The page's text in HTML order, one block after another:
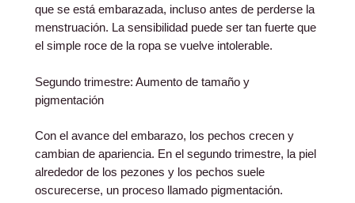
que se está embarazada, incluso antes de perderse la
menstruación. La sensibilidad puede ser tan fuerte que
el simple roce de la ropa se vuelve intolerable.
Segundo trimestre: Aumento de tamaño y
pigmentación
Con el avance del embarazo, los pechos crecen y
cambian de apariencia. En el segundo trimestre, la piel
alrededor de los pezones y los pechos suele
oscurecerse, un proceso llamado pigmentación.